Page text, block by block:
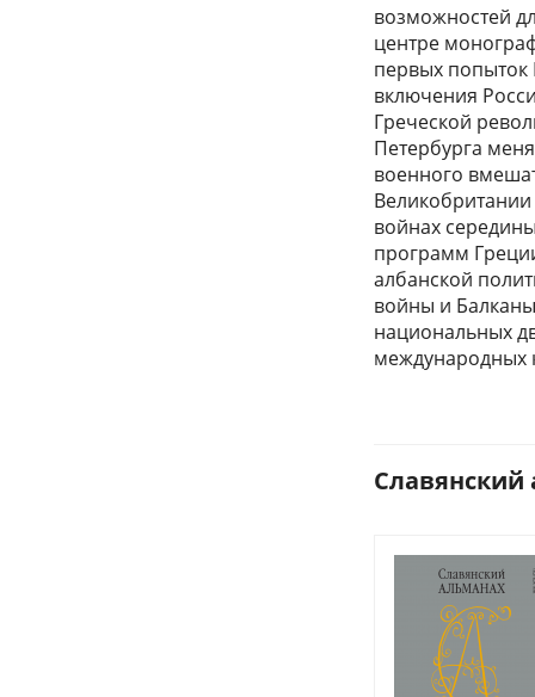
возможностей
центре
первых попыток
включения
Греческой
Петербурга
военного
войнах
программ
албанской
войны и
национальных
международных
Славянский